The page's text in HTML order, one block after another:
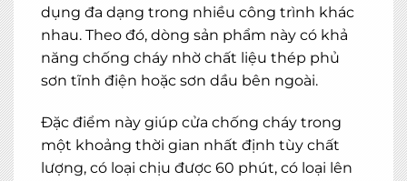
dụng đa dạng trong nhiều công trình khác
nhau. Theo đó, dòng sản phẩm này có khả
năng chống cháy nhờ chất liệu thép phủ
sơn tĩnh điện hoặc sơn dầu bên ngoài.
Đặc điểm này giúp cửa chống cháy trong
một khoảng thời gian nhất định tùy chất
lượng, có loại chịu được 60 phút, có loại lên